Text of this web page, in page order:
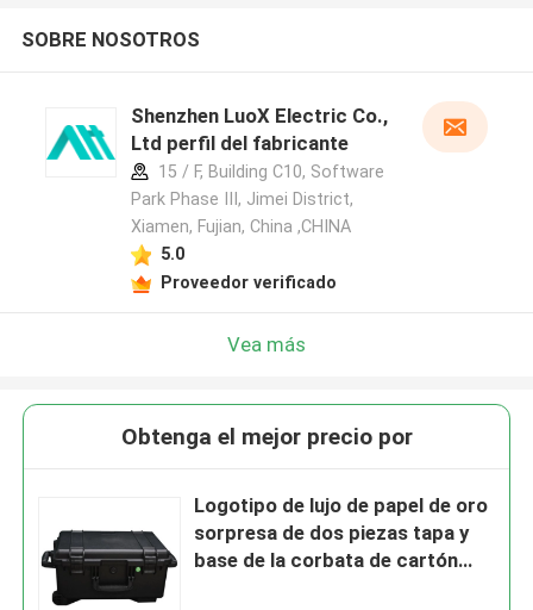
SOBRE NOSOTROS
Shenzhen LuoX Electric Co.,
Ltd perfil del fabricante
15 / F, Building C10, Software
Park Phase III, Jimei District,
Xiamen, Fujian, China ,CHINA
5.0
Proveedor verificado
Vea más
Obtenga el mejor precio por
Logotipo de lujo de papel de oro
sorpresa de dos piezas tapa y
base de la corbata de cartón